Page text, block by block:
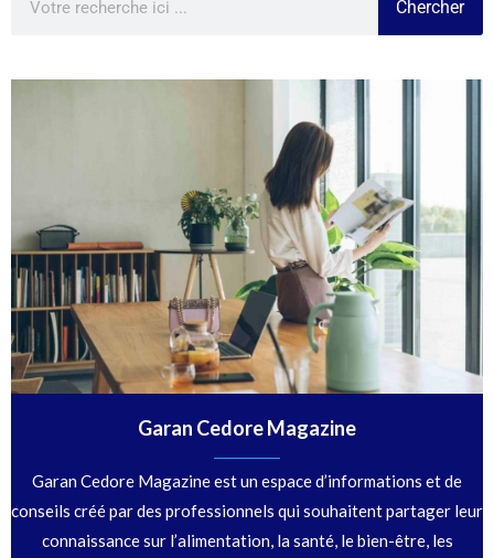
Chercher
Garan Cedore Magazine
Garan Cedore Magazine est un espace d’informations et de
conseils créé par des professionnels qui souhaitent partager leur
connaissance sur l’alimentation, la santé, le bien-être, les